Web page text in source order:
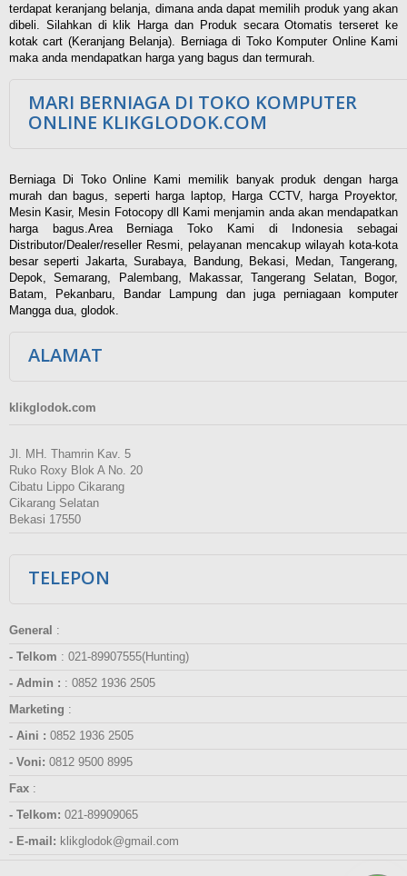
terdapat keranjang belanja, dimana anda dapat memilih produk yang akan
dibeli. Silahkan di klik Harga dan Produk secara Otomatis terseret ke
kotak cart (Keranjang Belanja). Berniaga di Toko Komputer Online Kami
maka anda mendapatkan harga yang bagus dan termurah.
MARI BERNIAGA DI TOKO KOMPUTER
ONLINE KLIKGLODOK.COM
Berniaga Di Toko Online Kami memilik banyak produk dengan harga
murah dan bagus, seperti harga laptop, Harga CCTV, harga Proyektor,
Mesin Kasir, Mesin Fotocopy dll Kami menjamin anda akan mendapatkan
harga bagus.Area Berniaga Toko Kami di Indonesia sebagai
Distributor/Dealer/reseller Resmi, pelayanan mencakup wilayah kota-kota
besar seperti Jakarta, Surabaya, Bandung, Bekasi, Medan, Tangerang,
Depok, Semarang, Palembang, Makassar, Tangerang Selatan, Bogor,
Batam, Pekanbaru, Bandar Lampung dan juga perniagaan komputer
Mangga dua, glodok.
ALAMAT
klikglodok.com
Jl. MH. Thamrin Kav. 5
Ruko Roxy Blok A No. 20
Cibatu Lippo Cikarang
Cikarang Selatan
Bekasi 17550
TELEPON
General :
- Telkom : 021-89907555(Hunting)
- Admin : : 0852 1936 2505
Marketing :
- Aini : 0852 1936 2505
- Voni: 0812 9500 8995
Fax :
- Telkom: 021-89909065
- E-mail: klikglodok@gmail.com